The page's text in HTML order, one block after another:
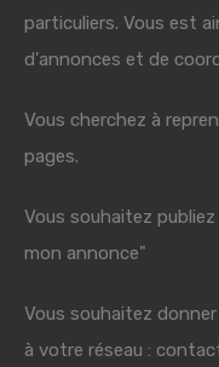
particuliers. Vous est
d'annonces et de
Vous cherchez à
pages.
Vous souhaitez
mon annonce"
Vous souhaitez
à votre réseau :